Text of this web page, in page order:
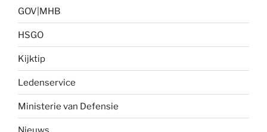
GOV|MHB
HSGO
Kijktip
Ledenservice
Ministerie van Defensie
Nieuws